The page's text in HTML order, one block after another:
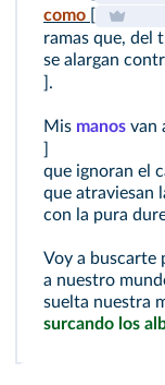
como
ramas que, del
se alargan
].
Mis manos van
]
que ignoran el
que atraviesan
con la pura
Voy a buscarte
a nuestro
suelta nuestra
surcando los